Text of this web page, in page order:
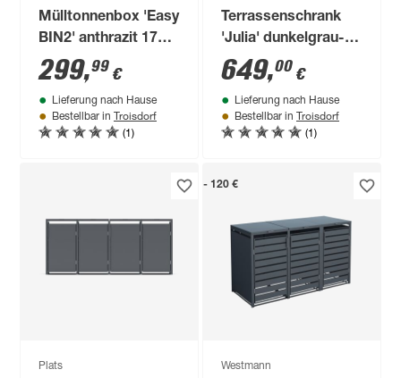
Mülltonnenbox 'Easy
BIN2' anthrazit 171 x
95 cm
299,99 €
Lieferung nach Hause
Bestellbar in Troisdorf
(1)
Terrassenschrank
'Julia' dunkelgrau-
metallic Gr. M
649,00 €
Lieferung nach Hause
Bestellbar in Troisdorf
(1)
Plats
- 120 €
Westmann